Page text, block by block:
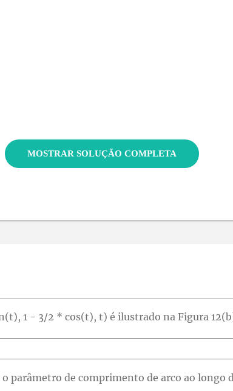
MOSTRAR SOLUÇÃO COMPLETA